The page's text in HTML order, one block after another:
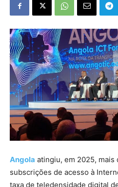
Angola atingiu, em 2025, mais
subscrições de acesso à
taxa de teledensidade digital